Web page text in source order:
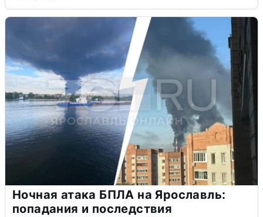
Ночная атака БПЛА на Ярославль:
попадания и последствия